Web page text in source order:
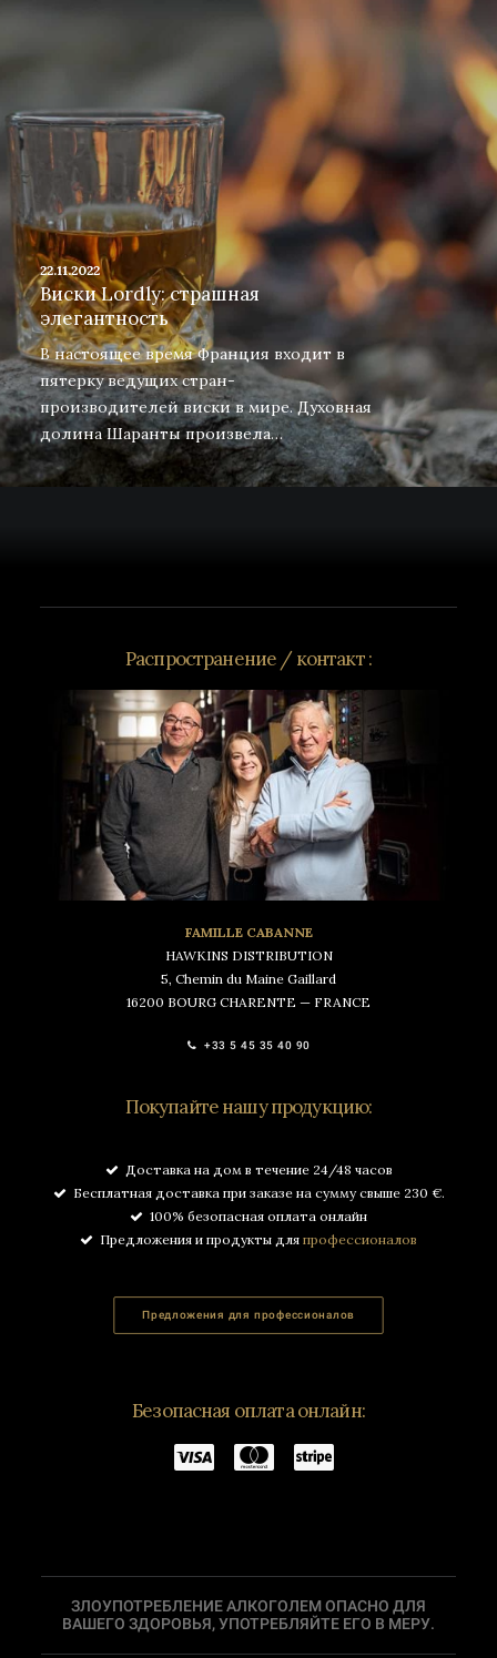
22.11.2022
Виски Lordly: страшная
элегантность
В настоящее время Франция входит в
пятерку ведущих стран-
производителей виски в мире. Духовная
долина Шаранты произвела…
Распространение / контакт :
FAMILLE CABANNE
HAWKINS DISTRIBUTION
5, Chemin du Maine Gaillard
16200 BOURG CHARENTE — FRANCE
+33 5 45 35 40 90
Покупайте нашу продукцию:
Доставка на дом в течение 24/48 часов
Бесплатная доставка при заказе на сумму свыше 230 €.
100% безопасная оплата онлайн
Предложения и продукты для профессионалов
Предложения для профессионалов
Безопасная оплата онлайн:
ЗЛОУПОТРЕБЛЕНИЕ АЛКОГОЛЕМ ОПАСНО ДЛЯ
ВАШЕГО ЗДОРОВЬЯ, УПОТРЕБЛЯЙТЕ ЕГО В МЕРУ.